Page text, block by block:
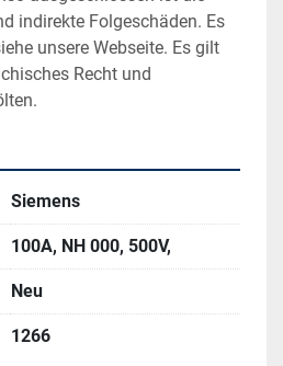
indirekte Folgeschäden. Es
unsere Webseite. Es gilt
Recht und
Siemens
100A, NH 000, 500V,
Neu
1266